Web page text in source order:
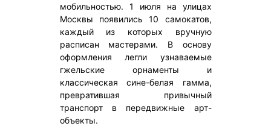
мобильностью. 1 июля на улицах
Москвы появились 10 самокатов,
каждый из которых вручную
расписан мастерами. В основу
оформления легли узнаваемые
гжельские орнаменты и
классическая сине-белая гамма,
превратившая привычный
транспорт в передвижные арт-
объекты.